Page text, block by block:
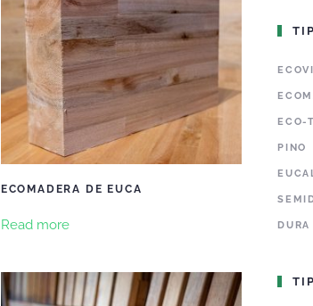
ECOMADERA DE EUCA
Read more
ECO-
PINO
DURA